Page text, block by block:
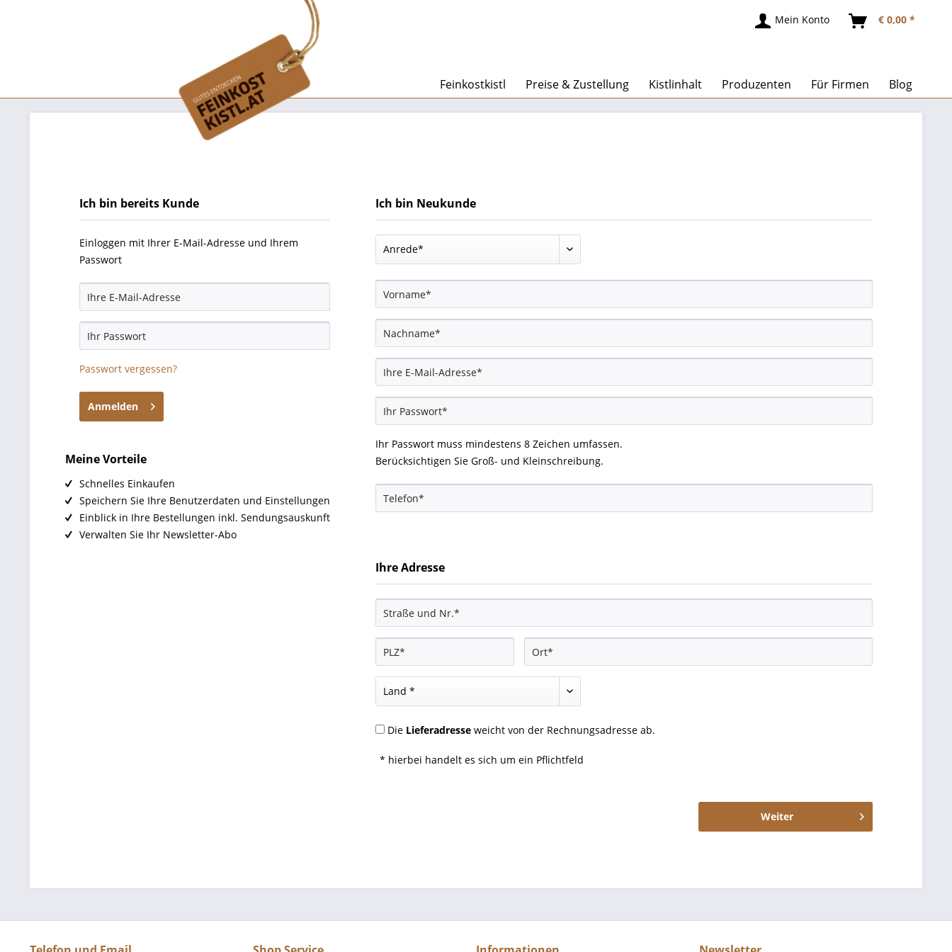
Mein Konto € 0,00 *
Feinkostkistl Preise & Zustellung Kistlinhalt Produzenten Für Firmen Blog
Ich bin Neukunde
Ihr Passwort muss mindestens 8 Zeichen umfassen.
Berücksichtigen Sie Groß- und Kleinschreibung.
Ihre Adresse
Die Lieferadresseweicht von der Rechnungsadresse ab.
* hierbei handelt es sich um ein Pflichtfeld
Weiter
Ich bin bereits Kunde
Einloggen mit Ihrer E-Mail-Adresse und Ihrem
Passwort
Passwort vergessen?
Anmelden
Meine Vorteile
Schnelles Einkaufen
Speichern Sie Ihre Benutzerdaten und Einstellungen
Einblick in Ihre Bestellungen inkl. Sendungsauskunft
Verwalten Sie Ihr Newsletter-Abo